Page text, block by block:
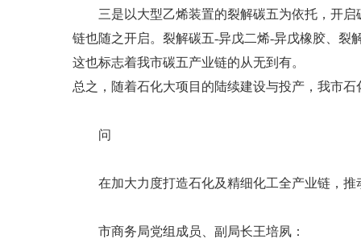
三是以大型乙烯装置的裂解碳五为依托，开启
链也随之开启。裂解碳五-异戊二烯-异戊橡胶、裂
这也标志着我市碳五产业链的从无到有。
总之，随着石化大项目的陆续建设与投产，我市
问
在加大力度打造石化及精细化工全产业链，推
市商务局党组成员、副局长王培夙：